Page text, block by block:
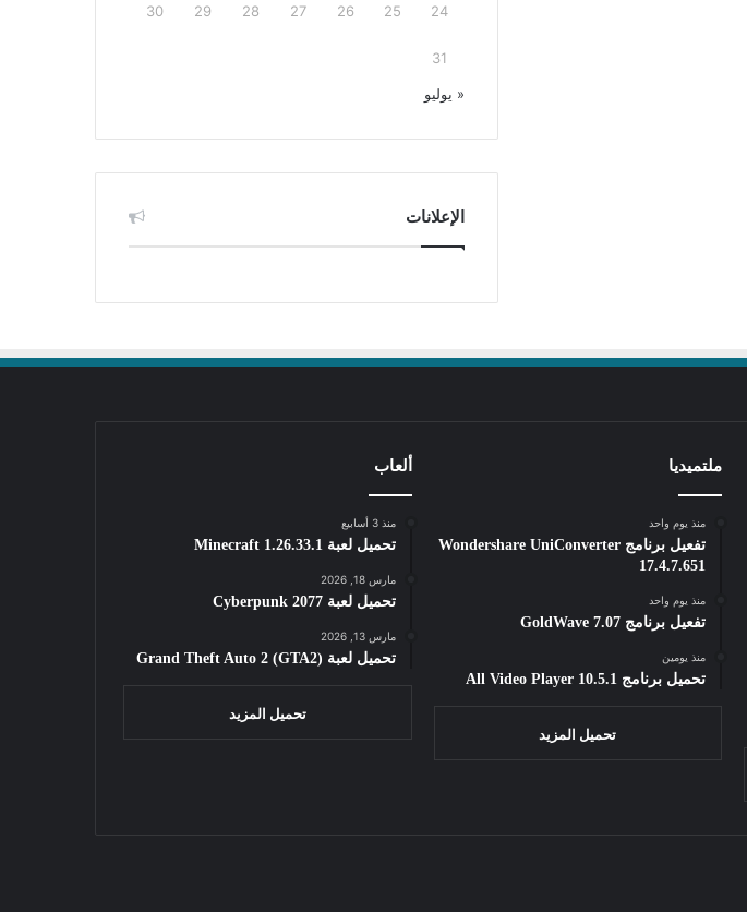
24
25
26
27
28
29
30
31
« يوليو
الإعلانات
ملتميديا
منذ يوم واحد
تفعيل برنامج Wondershare UniConverter
17.4.7.651
منذ يوم واحد
تفعيل برنامج GoldWave 7.07
منذ يومين
تحميل برنامج All Video Player 10.5.1
تحميل المزيد
ألعاب
منذ 3 أسابيع
تحميل لعبة Minecraft 1.26.33.1
مارس 18, 2026
تحميل لعبة Cyberpunk 2077
مارس 13, 2026
تحميل لعبة Grand Theft Auto 2 (GTA2)
تحميل المزيد